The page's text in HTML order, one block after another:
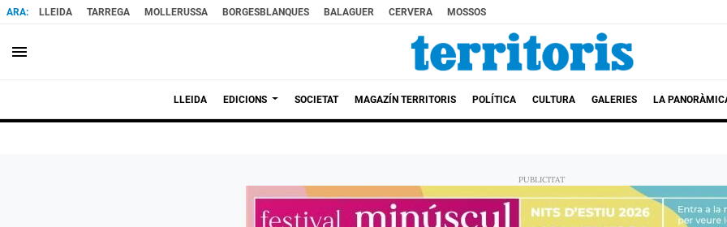
LLEIDA TARREGA MOLLERUSSA BORGESBLANQUES BALAGUER CERVERA MOSSOS
menu
LLEIDA EDICIONS SOCIETAT MAGAZÍN TERRITORIS POLÍTICA CULTURA GALERIES LA